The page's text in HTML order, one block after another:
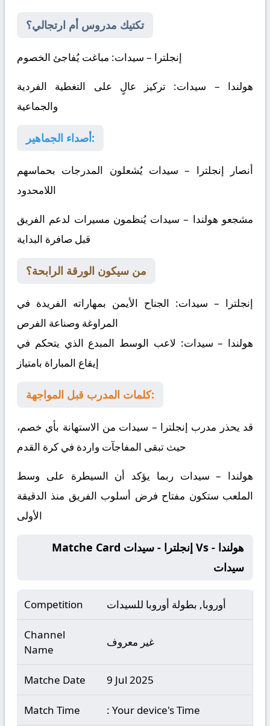
تكتيك مدروس أم ارتجالي؟
إنجلترا – سيدات: مباغت يُفاجئ الخصوم
هولندا – سيدات: تركيز عالٍ على التغطية الفردية
والجماعية
أصداء الجماهير:
أنصار إنجلترا – سيدات يُشعلون المدرجات بحماسهم
اللامحدود
مشجعو هولندا – سيدات يُنظمون مسيرات لدعم الفريق
قبل صافرة البداية
من سيكون الورقة الرابحة؟
إنجلترا – سيدات: الجناح الأيمن بمهاراته الفريدة في
المراوغة وصناعة الفرص
هولندا – سيدات: لاعب الوسط المبدع الذي يتحكم في
إيقاع المباراة بامتياز
كلمات المدرب قبل المواجهة:
قد يحذر مدرب إنجلترا – سيدات من الاستهانة بأي خصم،
حيث تبقى المفاجآت واردة في كرة القدم
هولندا – سيدات ربما يؤكد أن السيطرة على وسط
الملعب ستكون مفتاح فرض أسلوب الفريق منذ الدقيقة
الأولى
Matche Card إنجلترا - سيدات Vs هولندا -
سيدات
Competition أوروبا, بطولة أوروبا للسيدات
Channel
Name
غير معروف
Matche Date 9 Jul 2025
Match Time : Your device's Time